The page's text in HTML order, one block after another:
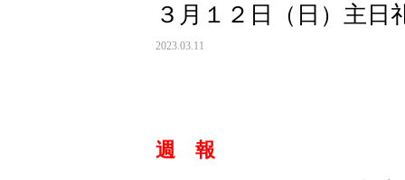
３月１２日（日）主日
2023.03.11
週 報